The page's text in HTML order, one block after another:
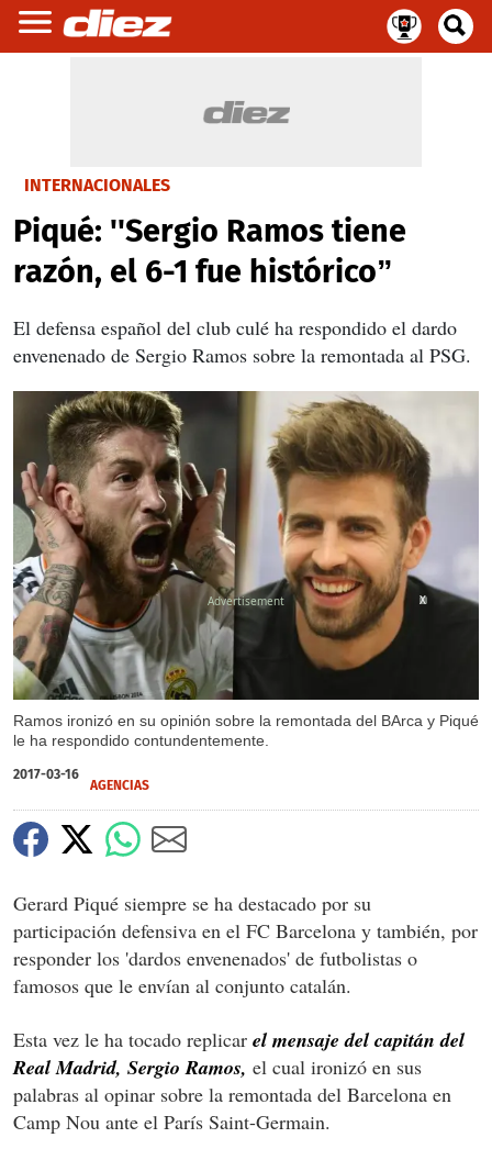
INTERNACIONALES
Piqué: ''Sergio Ramos tiene
razón, el 6-1 fue histórico”
El defensa español del club culé ha respondido el dardo
envenenado de Sergio Ramos sobre la remontada al PSG.
Ramos ironizó en su opinión sobre la remontada del BArca y Piqué
le ha respondido contundentemente.
X
2017-03-16
AGENCIAS
Gerard Piqué siempre se ha destacado por su
participación defensiva en el FC Barcelona y también, por
responder los 'dardos envenenados' de futbolistas o
famosos que le envían al conjunto catalán.
Esta vez le ha tocado replicar el mensaje del capitán del
Real Madrid, Sergio Ramos, el cual ironizó en sus
palabras al opinar sobre la remontada del Barcelona en
Camp Nou ante el París Saint-Germain.